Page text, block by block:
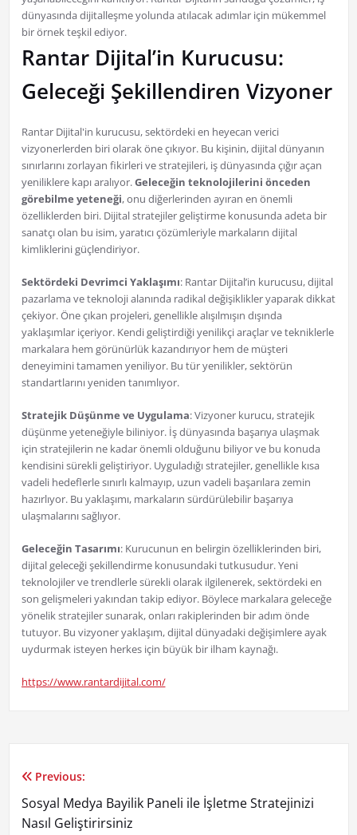
dünyasında dijitalleşme yolunda atılacak adımlar için mükemmel
bir örnek teşkil ediyor.
Rantar Dijital’in Kurucusu:
Geleceği Şekillendiren Vizyoner
Rantar Dijital'in kurucusu, sektördeki en heyecan verici
vizyonerlerden biri olarak öne çıkıyor. Bu kişinin, dijital dünyanın
sınırlarını zorlayan fikirleri ve stratejileri, iş dünyasında çığır açan
yeniliklere kapı aralıyor.Geleceğin teknolojilerini önceden
görebilme yeteneği, onu diğerlerinden ayıran en önemli
özelliklerden biri. Dijital stratejiler geliştirme konusunda adeta bir
sanatçı olan bu isim, yaratıcı çözümleriyle markaların dijital
kimliklerini güçlendiriyor.
Sektördeki Devrimci Yaklaşımı: Rantar Dijital’in kurucusu, dijital
pazarlama ve teknoloji alanında radikal değişiklikler yaparak dikkat
çekiyor. Öne çıkan projeleri, genellikle alışılmışın dışında
yaklaşımlar içeriyor. Kendi geliştirdiği yenilikçi araçlar ve tekniklerle
markalara hem görünürlük kazandırıyor hem de müşteri
deneyimini tamamen yeniliyor. Bu tür yenilikler, sektörün
standartlarını yeniden tanımlıyor.
Stratejik Düşünme ve Uygulama: Vizyoner kurucu, stratejik
düşünme yeteneğiyle biliniyor. İş dünyasında başarıya ulaşmak
için stratejilerin ne kadar önemli olduğunu biliyor ve bu konuda
kendisini sürekli geliştiriyor. Uyguladığı stratejiler, genellikle kısa
vadeli hedeflerle sınırlı kalmayıp, uzun vadeli başarılara zemin
hazırlıyor. Bu yaklaşımı, markaların sürdürülebilir başarıya
ulaşmalarını sağlıyor.
Geleceğin Tasarımı: Kurucunun en belirgin özelliklerinden biri,
dijital geleceği şekillendirme konusundaki tutkusudur. Yeni
teknolojiler ve trendlerle sürekli olarak ilgilenerek, sektördeki en
son gelişmeleri yakından takip ediyor. Böylece markalara geleceğe
yönelik stratejiler sunarak, onları rakiplerinden bir adım önde
tutuyor. Bu vizyoner yaklaşım, dijital dünyadaki değişimlere ayak
uydurmak isteyen herkes için büyük bir ilham kaynağı.
https://www.rantardijital.com/
Yazı
gezinmesi
Previous:
Sosyal Medya Bayilik Paneli ile İşletme Stratejinizi
Nasıl Geliştirirsiniz